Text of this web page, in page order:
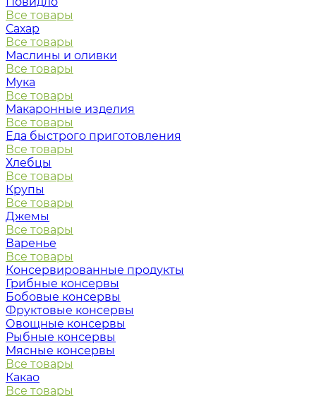
Все товары
Сахар
Все товары
Маслины и оливки
Все товары
Мука
Все товары
Макаронные изделия
Все товары
Еда быстрого приготовления
Все товары
Хлебцы
Все товары
Крупы
Все товары
Джемы
Все товары
Варенье
Все товары
Консервированные продукты
Грибные консервы
Бобовые консервы
Фруктовые консервы
Овощные консервы
Рыбные консервы
Мясные консервы
Все товары
Какао
Все товары